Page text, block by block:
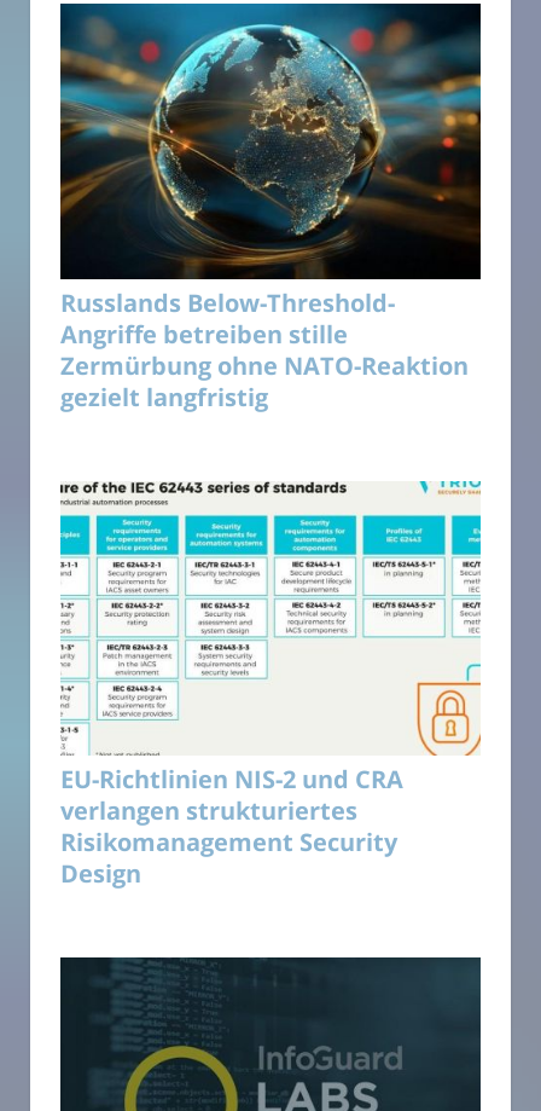
Russlands Below-Threshold-
Angriffe betreiben stille
Zermürbung ohne NATO-Reaktion
gezielt langfristig
EU-Richtlinien NIS-2 und CRA
verlangen strukturiertes
Risikomanagement Security
Design